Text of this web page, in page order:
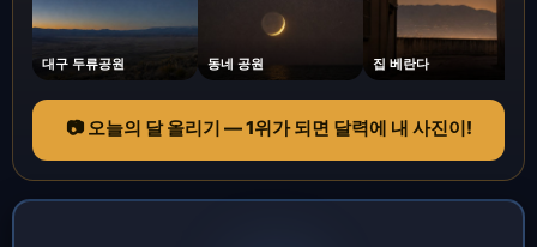
대구 두류공원 동네 공원 집 베란다
📷 오늘의 달 올리기 — 1위가 되면 달력에 내 사진이!